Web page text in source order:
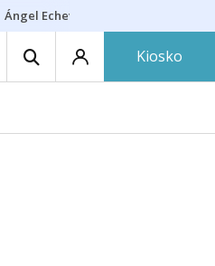
Ángel Echeverría
Kiosko